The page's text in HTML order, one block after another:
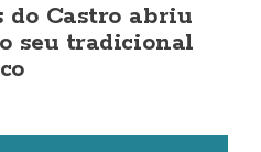
do Castro abriu
seu tradicional